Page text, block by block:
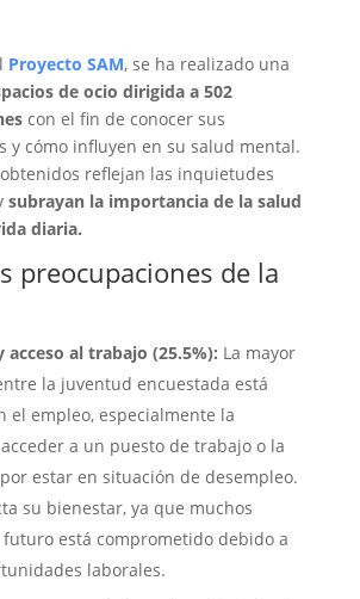
Proyecto SAM, se ha realizado una
de ocio dirigida a 502
con el fin de conocer sus
y cómo influyen en su salud mental.
reflejan las inquietudes
subrayan la importancia de la salud
diaria.
preocupaciones de la
acceso al trabajo (25.5%): La mayor
la juventud encuestada está
el empleo, especialmente la
a un puesto de trabajo o la
estar en situación de desempleo.
su bienestar, ya que muchos
está comprometido debido a
laborales.